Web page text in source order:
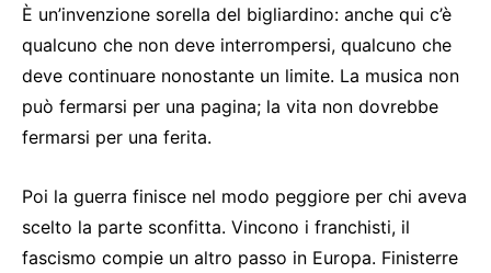
È un’invenzione sorella del bigliardino: anche qui c’è
qualcuno che non deve interrompersi, qualcuno che
deve continuare nonostante un limite. La musica non
può fermarsi per una pagina; la vita non dovrebbe
fermarsi per una ferita.
Poi la guerra finisce nel modo peggiore per chi aveva
scelto la parte sconfitta. Vincono i franchisti, il
fascismo compie un altro passo in Europa. Finisterre